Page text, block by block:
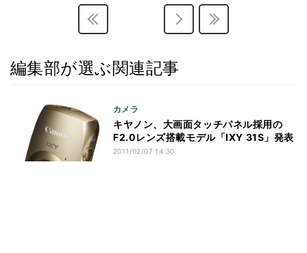
編集部が選ぶ関連記事
カメラ
キヤノン、大画面タッチパネル採用の
F2.0レンズ搭載モデル「IXY 31S」発表
2011/02/07 14:30